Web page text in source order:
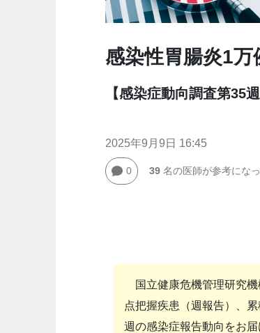
感染性胃腸炎1
【感染症動向調査第35
2025年9月9日 16:45
0 39名の医師が参考にな
国立健康危機管理研究機
点把握疾患（週報告）、
週の感染症報告動向をお届